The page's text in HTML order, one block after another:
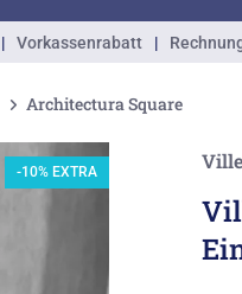
| Vorkassenrabatt |
Architectura Square
-10% EXTRA